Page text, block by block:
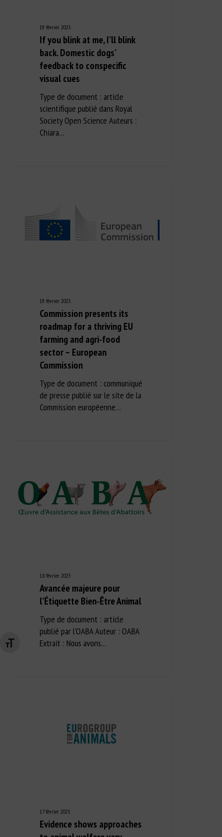
Changer la taille de la police
19 février 2025
If you blink at me, I’ll blink
back. Domestic dogs’
feedback to conspecific
visual cues
Type de document : article
scientifique publié dans Royal
Society Open Science Auteurs :
Chiara…
19 février 2025
Commission presents its
roadmap for a thriving EU
farming and agri-food
sector – European
Commission
Type de document : communiqué
de presse publié sur le site de la
Commission européenne…
18 février 2025
Avancée majeure pour
l’Étiquette Bien-Être Animal
Type de document : article
publié par l'OABA Auteur : OABA
Extrait : Nous avons…
17 février 2025
Evidence shows approaches